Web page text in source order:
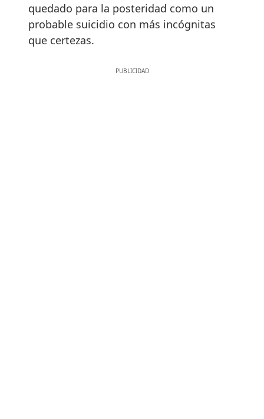
quedado para la posteridad como un
probable suicidio con más incógnitas
que certezas.